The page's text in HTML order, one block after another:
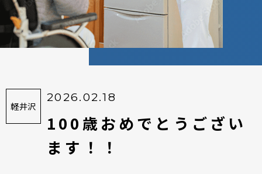
軽井沢
2026.02.18
100歳おめでとうござい
ます！！